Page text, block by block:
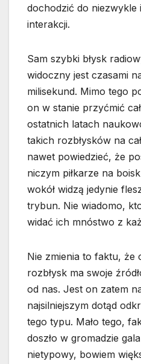
dochodzić do niezwykle
interakcji.
Sam szybki błysk
widoczny jest czasami
milisekund. Mimo tego
on w stanie przyćmić
ostatnich latach
takich rozbłysków na
nawet powiedzieć, że
niczym piłkarze na
wokół widzą jedynie
trybun. Nie wiadomo,
widać ich mnóstwo z
Nie zmienia to faktu, że
rozbłysk ma swoje
od nas. Jest on zatem
najsilniejszym dotąd
tego typu. Mało tego,
doszło w gromadzie
nietypowy, bowiem